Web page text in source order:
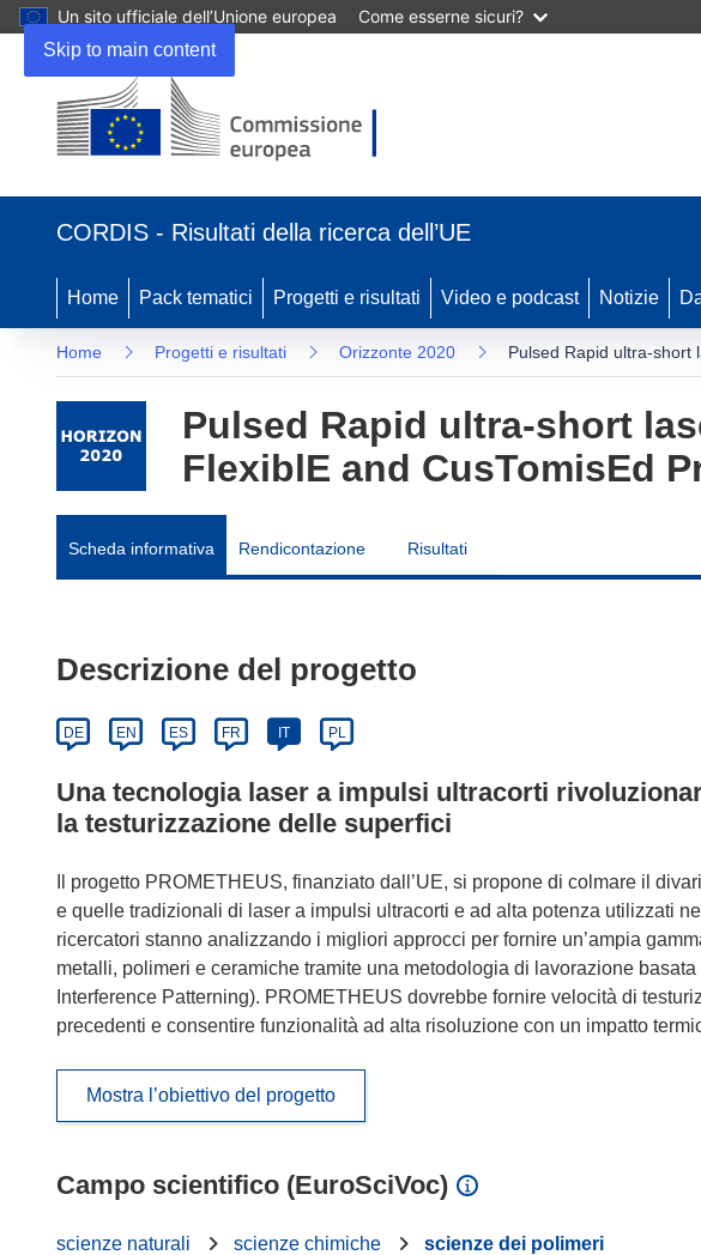
Skip to main content
Un sito ufficiale dell’Unione europea Come esserne sicuri?
CORDIS - Risultati della ricerca dell’UE
Home Pack tematici Progetti e risultati Video e podcast Notizie
Home Progetti e risultati Orizzonte 2020 Pulsed Rapid ultra-short
Pulsed Rapid ultra-short
FlexiblE and CusTomisEd
Scheda informativa Rendicontazione Risultati
Descrizione del progetto
DE EN ES FR IT PL
Una tecnologia laser a impulsi ultracorti
la testurizzazione delle superfici
Il progetto PROMETHEUS, finanziato dall’UE, si propone di colmare il
e quelle tradizionali di laser a impulsi ultracorti e ad alta potenza utilizzati
ricercatori stanno analizzando i migliori approcci per fornire un’ampia
metalli, polimeri e ceramiche tramite una metodologia di lavorazione
Interference Patterning). PROMETHEUS dovrebbe fornire velocità di
precedenti e consentire funzionalità ad alta risoluzione con un impatto
Mostra l’obiettivo del progetto
Campo scientifico (EuroSciVoc)
scienze naturali scienze chimiche
scienze dei polimeri